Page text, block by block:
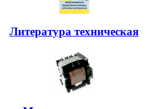
Литература техническая